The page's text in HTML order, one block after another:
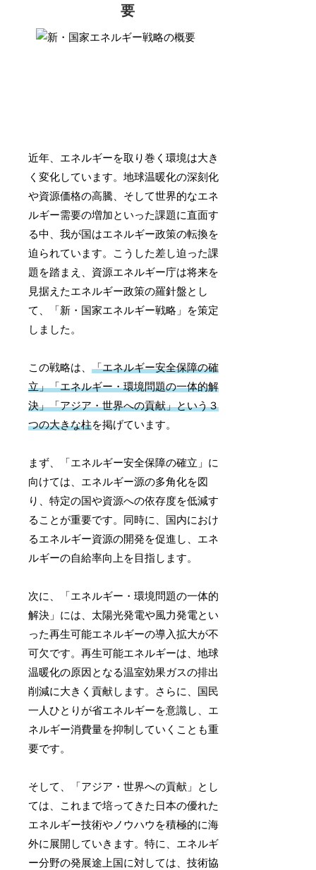
要
近年、エネルギーを取り巻く環境は大き
く変化しています。地球温暖化の深刻化
や資源価格の高騰、そして世界的なエネ
ルギー需要の増加といった課題に直面す
る中、我が国はエネルギー政策の転換を
迫られています。こうした差し迫った課
題を踏まえ、資源エネルギー庁は将来を
見据えたエネルギー政策の羅針盤とし
て、「新・国家エネルギー戦略」を策定
しました。
この戦略は、「エネルギー安全保障の確
立」「エネルギー・環境問題の一体的解
決」「アジア・世界への貢献」という３
つの大きな柱を掲げています。
まず、「エネルギー安全保障の確立」に
向けては、エネルギー源の多角化を図
り、特定の国や資源への依存度を低減す
ることが重要です。同時に、国内におけ
るエネルギー資源の開発を促進し、エネ
ルギーの自給率向上を目指します。
次に、「エネルギー・環境問題の一体的
解決」には、太陽光発電や風力発電とい
った再生可能エネルギーの導入拡大が不
可欠です。再生可能エネルギーは、地球
温暖化の原因となる温室効果ガスの排出
削減に大きく貢献します。さらに、国民
一人ひとりが省エネルギーを意識し、エ
ネルギー消費量を抑制していくことも重
要です。
そして、「アジア・世界への貢献」とし
ては、これまで培ってきた日本の優れた
エネルギー技術やノウハウを積極的に海
外に展開していきます。特に、エネルギ
ー分野の発展途上国に対しては、技術協